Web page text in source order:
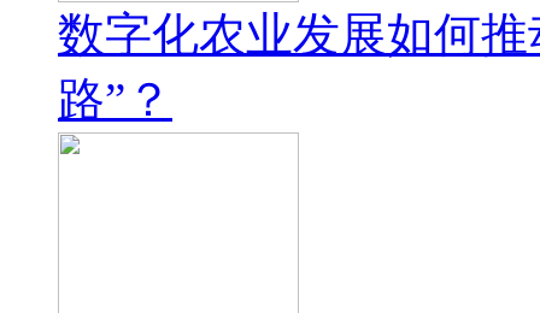
数字化农业发展如何
路”？